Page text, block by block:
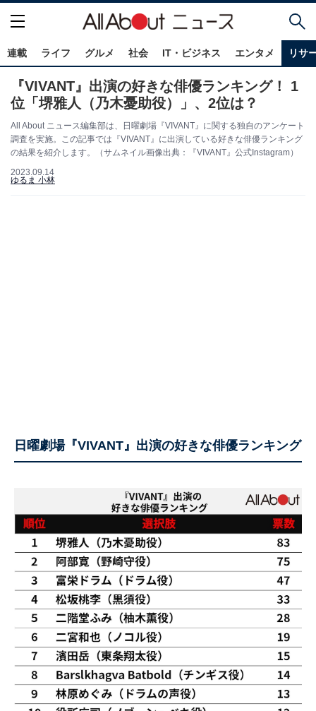
連載 ライフ グルメ 社会 IT・ビジネス エンタメ リサ
『VIVANT』出演の好きな俳優ランキング！ 1
位「堺雅人（乃木憂助役）」、2位は？
All About ニュース編集部は、日曜劇場『VIVANT』に関する独自のアンケート
調査を実施。この記事では『VIVANT』に出演している好きな俳優ランキング
の結果を紹介します。（サムネイル画像出典：『VIVANT』公式Instagram）
2023.09.14
ゆるま 小林
日曜劇場『VIVANT』出演の好きな俳優ランキング